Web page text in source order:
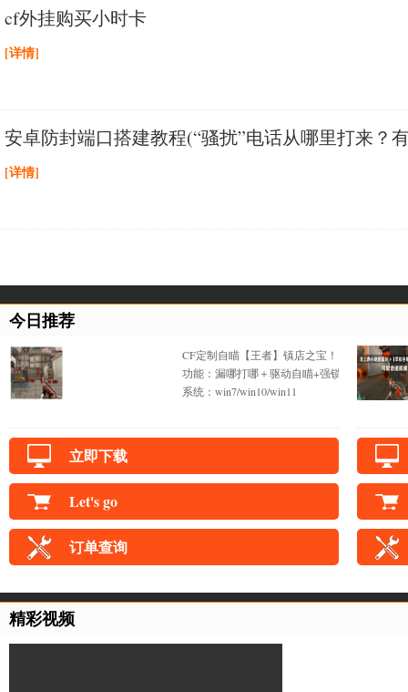
cf外挂购买小时卡
[详情]
安卓防封端口搭建教程(“骚扰”电话从哪里打来？
[详情]
今日推荐
CF定制自瞄【王者】镇店之宝！
功能：漏哪打哪＋驱动自瞄+强锁不抖+一键锁
系统：win7/win10/win11
立即下载
Let's go
订单查询
精彩视频